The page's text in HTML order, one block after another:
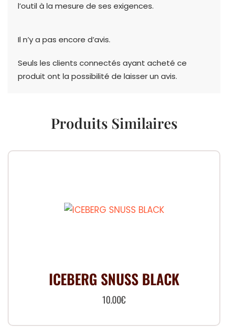
l’outil à la mesure de ses exigences.
Il n’y a pas encore d’avis.
Seuls les clients connectés ayant acheté ce
produit ont la possibilité de laisser un avis.
Produits Similaires
ICEBERG SNUSS BLACK
10.00€